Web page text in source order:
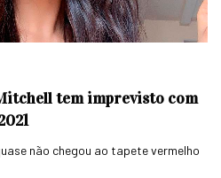
tem imprevisto com
não chegou ao tapete vermelho